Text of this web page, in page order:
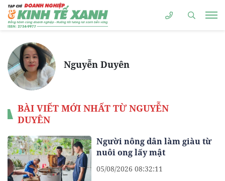
Nguyễn Duyên
BÀI VIẾT MỚI NHẤT TỪ NGUYỄN
DUYÊN
Người nông dân làm giàu từ
nuôi ong lấy mật
05/08/2026 08:32:11